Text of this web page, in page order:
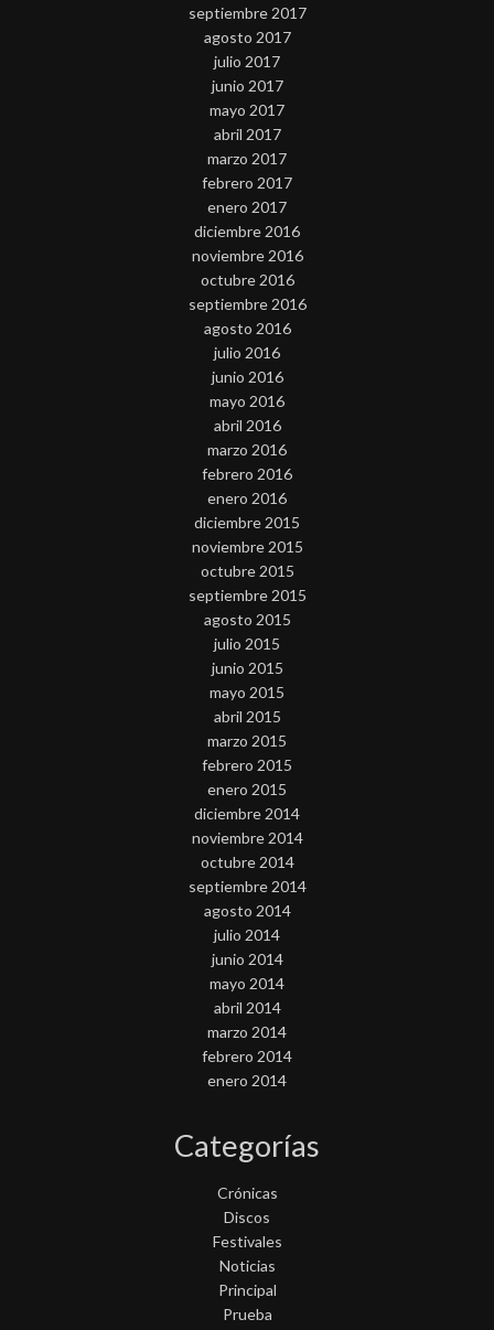
septiembre 2017
agosto 2017
julio 2017
junio 2017
mayo 2017
abril 2017
marzo 2017
febrero 2017
enero 2017
diciembre 2016
noviembre 2016
octubre 2016
septiembre 2016
agosto 2016
julio 2016
junio 2016
mayo 2016
abril 2016
marzo 2016
febrero 2016
enero 2016
diciembre 2015
noviembre 2015
octubre 2015
septiembre 2015
agosto 2015
julio 2015
junio 2015
mayo 2015
abril 2015
marzo 2015
febrero 2015
enero 2015
diciembre 2014
noviembre 2014
octubre 2014
septiembre 2014
agosto 2014
julio 2014
junio 2014
mayo 2014
abril 2014
marzo 2014
febrero 2014
enero 2014
Categorías
Crónicas
Discos
Festivales
Noticias
Principal
Prueba